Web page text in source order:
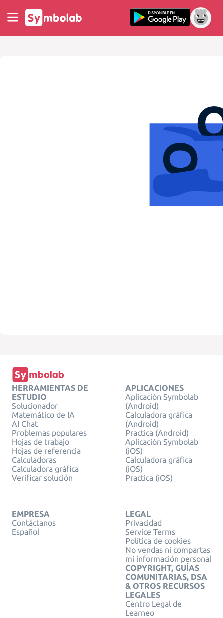
HERRAMIENTAS DE
ESTUDIO
Solucionador
Matemático de IA
AI Chat
Problemas populares
Hojas de trabajo
Hojas de referencia
Calculadoras
Calculadora gráfica
Verificar solución
APLICACIONES
Aplicación Symbolab
(Android)
Calculadora gráfica
(Android)
Practica (Android)
Aplicación Symbolab
(iOS)
Calculadora gráfica
(iOS)
Practica (iOS)
EMPRESA
Contáctanos
Español
LEGAL
Privacidad
Service Terms
Política de cookies
No vendas ni compartas
mi información personal
COPYRIGHT, GUÍAS
COMUNITARIAS, DSA
& OTROS RECURSOS
LEGALES
Centro Legal de
Learneo